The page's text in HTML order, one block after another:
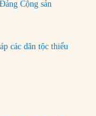
Cộng sản
các dân tộc thiểu